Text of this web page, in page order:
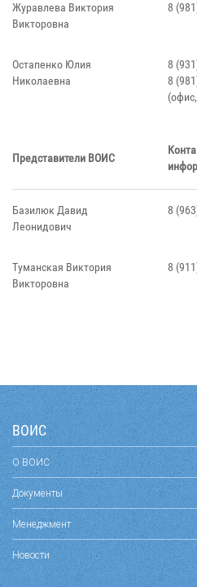
Журавлева Виктория
Викторовна
8
Остапенко Юлия
Николаевна
8
8
Представители ВОИС
Базилюк Давид
Леонидович
8
Туманская Виктория
Викторовна
8
ВОИС
О ВОИС
Документы
Менеджмент
Новости